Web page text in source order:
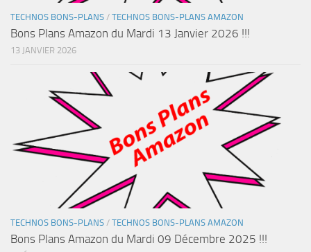
TECHNOS BONS-PLANS / TECHNOS BONS-PLANS AMAZON
Bons Plans Amazon du Mardi 13 Janvier 2026 !!!
13 JANVIER 2026
TECHNOS BONS-PLANS / TECHNOS BONS-PLANS AMAZON
Bons Plans Amazon du Mardi 09 Décembre 2025 !!!